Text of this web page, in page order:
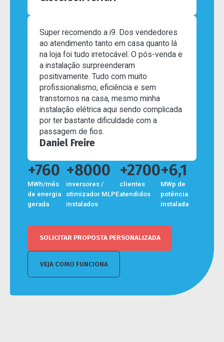
Super recomendo a i9. Dos vendedores
ao atendimento tanto em casa quanto lá
na loja foi tudo irretocável. O pós-venda e
a instalação surpreenderam
positivamente. Tudo com muito
profissionalismo, eficiência e sem
transtornos na casa, mesmo minha
instalação elétrica aqui sendo complicada
por ter bastante dificuldade com a
passagem de fios.
Daniel Freire
+760
MWh/mês
de energia
gerada
+8000
inversores /
otimizador MLPE
instalados
+2700
clientes
atendidos
+6,1
MWp de
potência
instalada
SOLICITAR PROPOSTA PERSONALIZADA
VEJA COMO FUNCIONA